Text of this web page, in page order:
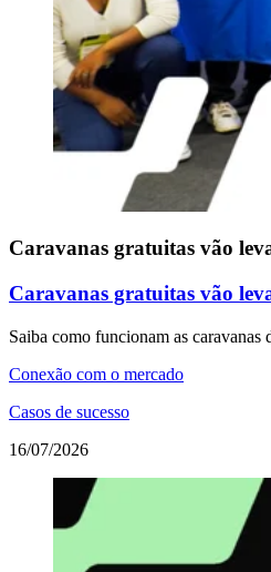
Caravanas gratuitas vão
Caravanas gratuitas vão
Saiba como funcionam as
Conexão com o mercado
Casos de sucesso
16/07/2026